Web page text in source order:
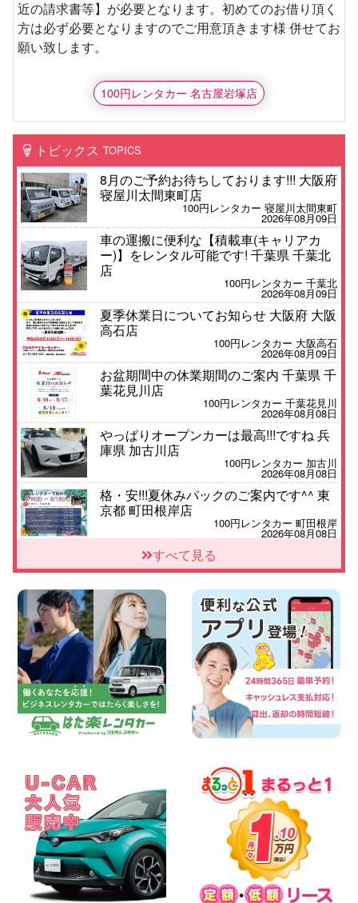
近の請求書等】が必要となります。初めてのお借り頂く
方は必ず必要となりますのでご用意頂きます様 併せてお
願い致します。
100円レンタカー 名古屋岩塚店
トピックス TOPICS
8月のご予約お待ちしております!!! 大阪府
寝屋川太間東町店
100円レンタカー 寝屋川太間東町
2026年08月09日
車の運搬に便利な【積載車(キャリアカ
ー)】をレンタル可能です! 千葉県 千葉北
店
100円レンタカー 千葉北
2026年08月09日
夏季休業日についてお知らせ 大阪府 大阪
高石店
100円レンタカー 大阪高石
2026年08月09日
お盆期間中の休業期間のご案内 千葉県 千
葉花見川店
100円レンタカー 千葉花見川
2026年08月08日
やっぱりオープンカーは最高!!!ですね 兵
庫県 加古川店
100円レンタカー 加古川
2026年08月08日
格・安!!!夏休みパックのご案内です^^ 東
京都 町田根岸店
100円レンタカー 町田根岸
2026年08月08日
「お得」お盆限定特別料金!! 兵庫県 神戸
西区枝吉店
2026年08月08日
お盆シーズン空きあり!!100円レンタカー
兵庫駅前店はミニバンも安い!! 兵庫県 兵
庫駅前店
100円レンタカー 兵庫駅前
2026年08月08日
人気の『 軽 トラック 』 ご予約はお早め
に♪ 広島県 ベイシティ宇品店
100円レンタカー ベイシティ宇品
2026年08月08日
100円レンタカー 四日市インター
2026年08月08日
横浜弥生台店限定!!夏季特別キャンペーン
のお知らせ!! 神奈川県 横浜弥生台店
100円レンタカー 横浜弥生台
2026年08月08日
2026三河安城店お盆休みご連絡 愛知県
三河安城店
100円レンタカー 三河安城
すべて見る